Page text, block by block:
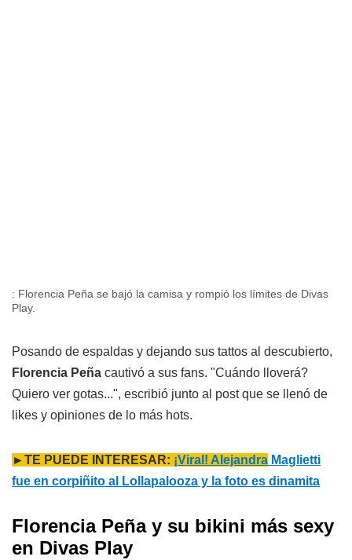
: Florencia Peña se bajó la camisa y rompió los límites de Divas
Play.
Posando de espaldas y dejando sus tattos al descubierto,
Florencia Peña cautivó a sus fans. "Cuándo lloverá?
Quiero ver gotas...", escribió junto al post que se llenó de
likes y opiniones de lo más hots.
►TE PUEDE INTERESAR: ¡Viral! Alejandra Maglietti
fue en corpiñito al Lollapalooza y la foto es dinamita
Florencia Peña y su bikini más sexy
en Divas Play